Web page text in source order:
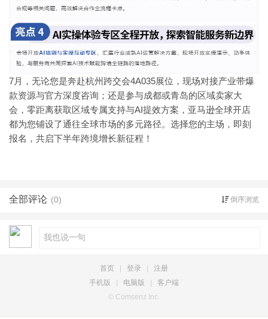
7月，无论您是奔赴杭州跨交会4A035展位，现场对接产业带爆
款资源与官方深度咨询；还是参与成都或青岛的区域卖家大
会，零距离获取区域专属支持与AI提效方案，亚马逊全球开店
都为您铺设了通往全球市场的多元路径。选择您的主场，即刻
报名，共启下半年跨境增长新征程！
全部评论 (0) 倒序浏览
首页 登录
注册
手机版
电脑版
客户端
© Comsenz Inc.